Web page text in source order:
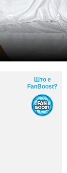
Што е
FanBoost?